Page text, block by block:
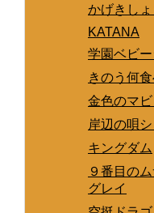
かげきしょ
KATANA
学園ベビ
きのう何食
金色のマ
岸辺の唄
キングダム
９番目の
グレイ